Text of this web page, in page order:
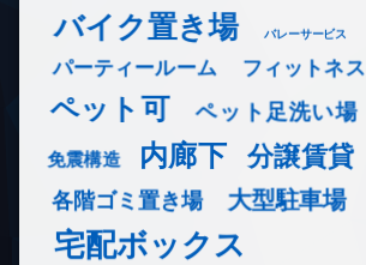
バイク置き場 バレーサービス
パーティールーム フィットネス
ペット可 ペット足洗い場
免震構造 内廊下 分譲賃貸
各階ゴミ置き場 大型駐車場
宅配ボックス